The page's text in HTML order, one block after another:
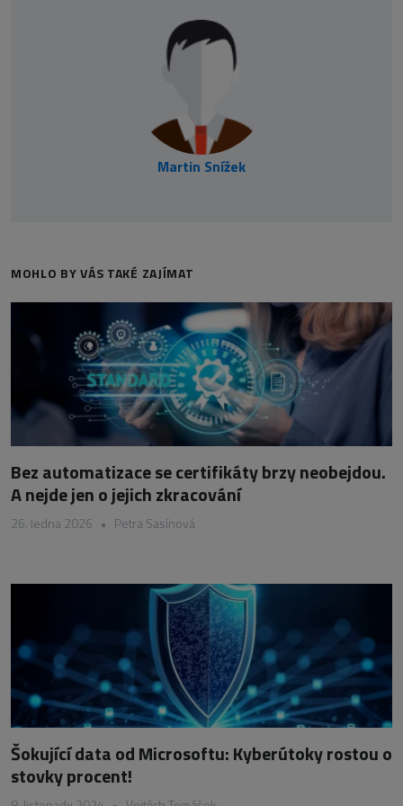
Martin Snížek
MOHLO BY VÁS TAKÉ ZAJÍMAT
Bez automatizace se certifikáty brzy neobejdou.
A nejde jen o jejich zkracování
26. ledna 2026 • Petra Sasínová
Šokující data od Microsoftu: Kyberútoky rostou o
stovky procent!